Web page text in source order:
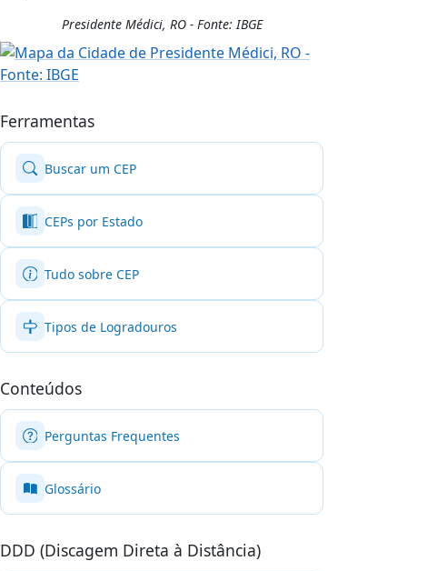
Presidente Médici, RO - Fonte: IBGE
Ferramentas
Buscar um CEP
CEPs por Estado
Tudo sobre CEP
Tipos de Logradouros
Conteúdos
Perguntas Frequentes
Glossário
DDD (Discagem Direta à Distância)